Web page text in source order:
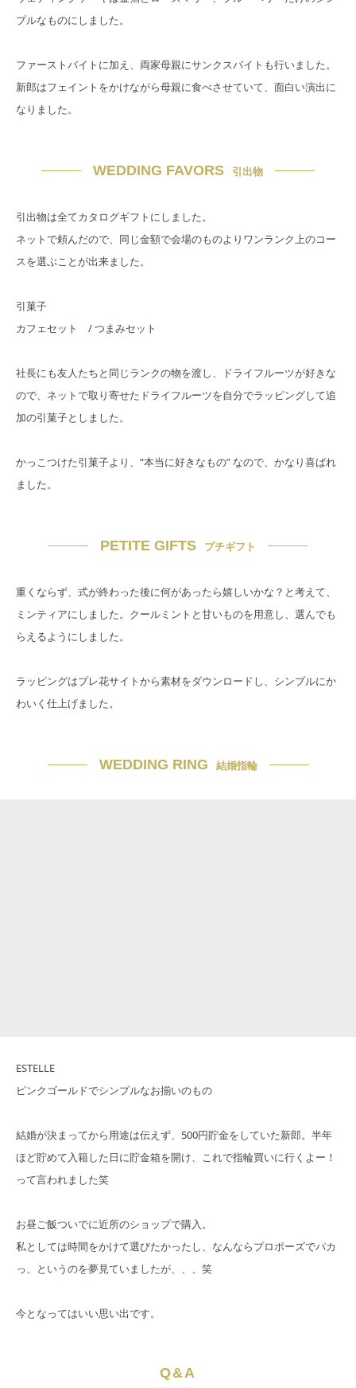
プルなものにしました。
ファーストバイトに加え、両家母親にサンクスバイトも行いました。
新郎はフェイントをかけながら母親に食べさせていて、面白い演出に
なりました。
WEDDING FAVORS 引出物
引出物は全てカタログギフトにしました。
ネットで頼んだので、同じ金額で会場のものよりワンランク上のコー
スを選ぶことが出来ました。
引菓子
カフェセット / つまみセット
社長にも友人たちと同じランクの物を渡し、ドライフルーツが好きな
ので、ネットで取り寄せたドライフルーツを自分でラッピングして追
加の引菓子としました。
かっこつけた引菓子より、“本当に好きなもの” なので、かなり喜ばれ
ました。
PETITE GIFTS プチギフト
重くならず、式が終わった後に何があったら嬉しいかな？と考えて、
ミンティアにしました。クールミントと甘いものを用意し、選んでも
らえるようにしました。
ラッピングはプレ花サイトから素材をダウンロードし、シンプルにか
わいく仕上げました。
WEDDING RING 結婚指輪
ESTELLE
ピンクゴールドでシンプルなお揃いのもの
結婚が決まってから用途は伝えず、500円貯金をしていた新郎。半年
ほど貯めて入籍した日に貯金箱を開け、これで指輪買いに行くよー！
って言われました笑
お昼ご飯ついでに近所のショップで購入。
私としては時間をかけて選びたかったし、なんならプロポーズでパカ
っ、というのを夢見ていましたが、、、笑
今となってはいい思い出です。
Q&A